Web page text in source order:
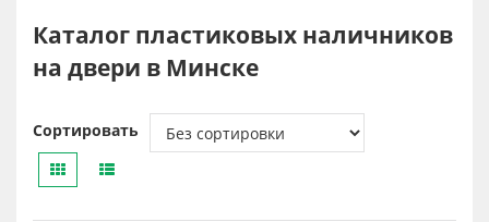
Каталог пластиковых наличников
на двери в Минске
Сортировать